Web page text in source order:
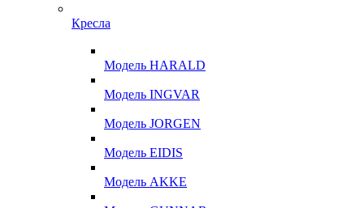
Кресла
Модель HARALD
Модель INGVAR
Модель JORGEN
Модель EIDIS
Модель AKKE